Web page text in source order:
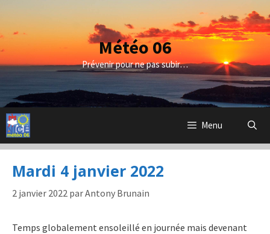
contenu
Météo 06
Prévenir pour ne pas subir…
Menu
Mardi 4 janvier 2022
2 janvier 2022 parAntony Brunain
Temps globalement ensoleillé en journée mais devenant